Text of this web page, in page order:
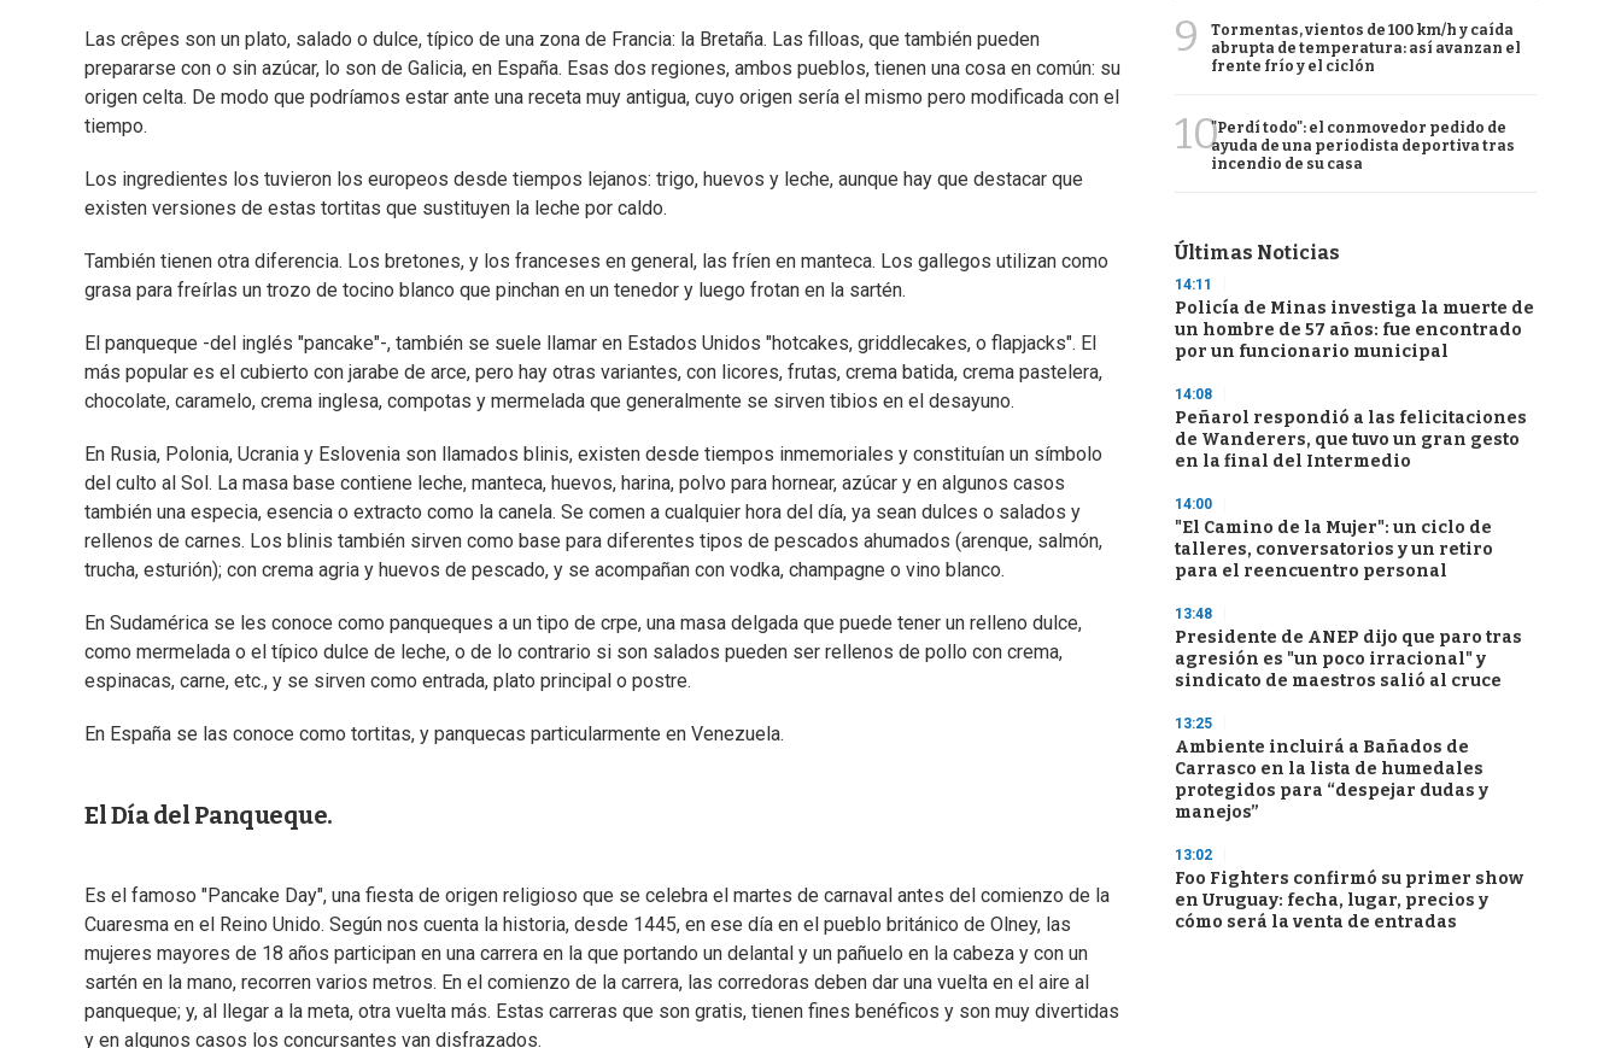
Las crêpes son un plato, salado o dulce, típico de una zona de Francia: la Bretaña. Las filloas, que también pueden
prepararse con o sin azúcar, lo son de Galicia, en España. Esas dos regiones, ambos pueblos, tienen una cosa en común: su
origen celta. De modo que podríamos estar ante una receta muy antigua, cuyo origen sería el mismo pero modificada con el
tiempo.
Los ingredientes los tuvieron los europeos desde tiempos lejanos: trigo, huevos y leche, aunque hay que destacar que
existen versiones de estas tortitas que sustituyen la leche por caldo.
También tienen otra diferencia. Los bretones, y los franceses en general, las fríen en manteca. Los gallegos utilizan como
grasa para freírlas un trozo de tocino blanco que pinchan en un tenedor y luego frotan en la sartén.
El panqueque -del inglés "pancake"-, también se suele llamar en Estados Unidos "hotcakes, griddlecakes, o flapjacks". El
más popular es el cubierto con jarabe de arce, pero hay otras variantes, con licores, frutas, crema batida, crema pastelera,
chocolate, caramelo, crema inglesa, compotas y mermelada que generalmente se sirven tibios en el desayuno.
En Rusia, Polonia, Ucrania y Eslovenia son llamados blinis, existen desde tiempos inmemoriales y constituían un símbolo
del culto al Sol. La masa base contiene leche, manteca, huevos, harina, polvo para hornear, azúcar y en algunos casos
también una especia, esencia o extracto como la canela. Se comen a cualquier hora del día, ya sean dulces o salados y
rellenos de carnes. Los blinis también sirven como base para diferentes tipos de pescados ahumados (arenque, salmón,
trucha, esturión); con crema agria y huevos de pescado, y se acompañan con vodka, champagne o vino blanco.
En Sudamérica se les conoce como panqueques a un tipo de crpe, una masa delgada que puede tener un relleno dulce,
como mermelada o el típico dulce de leche, o de lo contrario si son salados pueden ser rellenos de pollo con crema,
espinacas, carne, etc., y se sirven como entrada, plato principal o postre.
En España se las conoce como tortitas, y panquecas particularmente en Venezuela.
El Día del Panqueque.
Es el famoso "Pancake Day", una fiesta de origen religioso que se celebra el martes de carnaval antes del comienzo de la
Cuaresma en el Reino Unido. Según nos cuenta la historia, desde 1445, en ese día en el pueblo británico de Olney, las
mujeres mayores de 18 años participan en una carrera en la que portando un delantal y un pañuelo en la cabeza y con un
sartén en la mano, recorren varios metros. En el comienzo de la carrera, las corredoras deben dar una vuelta en el aire al
panqueque; y, al llegar a la meta, otra vuelta más. Estas carreras que son gratis, tienen fines benéficos y son muy divertidas
y en algunos casos los concursantes van disfrazados.
9
Tormentas, vientos de 100 km/h y caída
abrupta de temperatura: así avanzan el
frente frío y el ciclón
10"Perdí todo": el conmovedor pedido de
ayuda de una periodista deportiva tras
incendio de su casa
Últimas Noticias
14:11
Policía de Minas investiga la muerte de
un hombre de 57 años: fue encontrado
por un funcionario municipal
14:08
Peñarol respondió a las felicitaciones
de Wanderers, que tuvo un gran gesto
en la final del Intermedio
14:00
"El Camino de la Mujer": un ciclo de
talleres, conversatorios y un retiro
para el reencuentro personal
13:48
Presidente de ANEP dijo que paro tras
agresión es "un poco irracional" y
sindicato de maestros salió al cruce
13:25
Ambiente incluirá a Bañados de
Carrasco en la lista de humedales
protegidos para “despejar dudas y
manejos”
13:02
Foo Fighters confirmó su primer show
en Uruguay: fecha, lugar, precios y
cómo será la venta de entradas